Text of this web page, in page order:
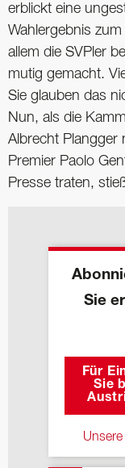
erblickt eine
Wahlergebnis
allem die SVPler
mutig gemacht.
Sie glauben das
Nun, als die
Albrecht Plangger
Premier Paolo
Presse traten,
Sie
Für
Sie